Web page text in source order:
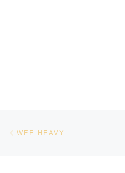
Bericht navigatie
WEE HEAVY